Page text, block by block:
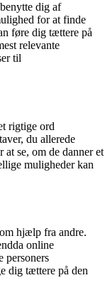
dig af
for at finde
føre dig tættere på
relevante
til
rigtige ord
du allerede
se, om de danner et
muligheder kan
hjælp fra andre.
online
personers
dig tættere på den